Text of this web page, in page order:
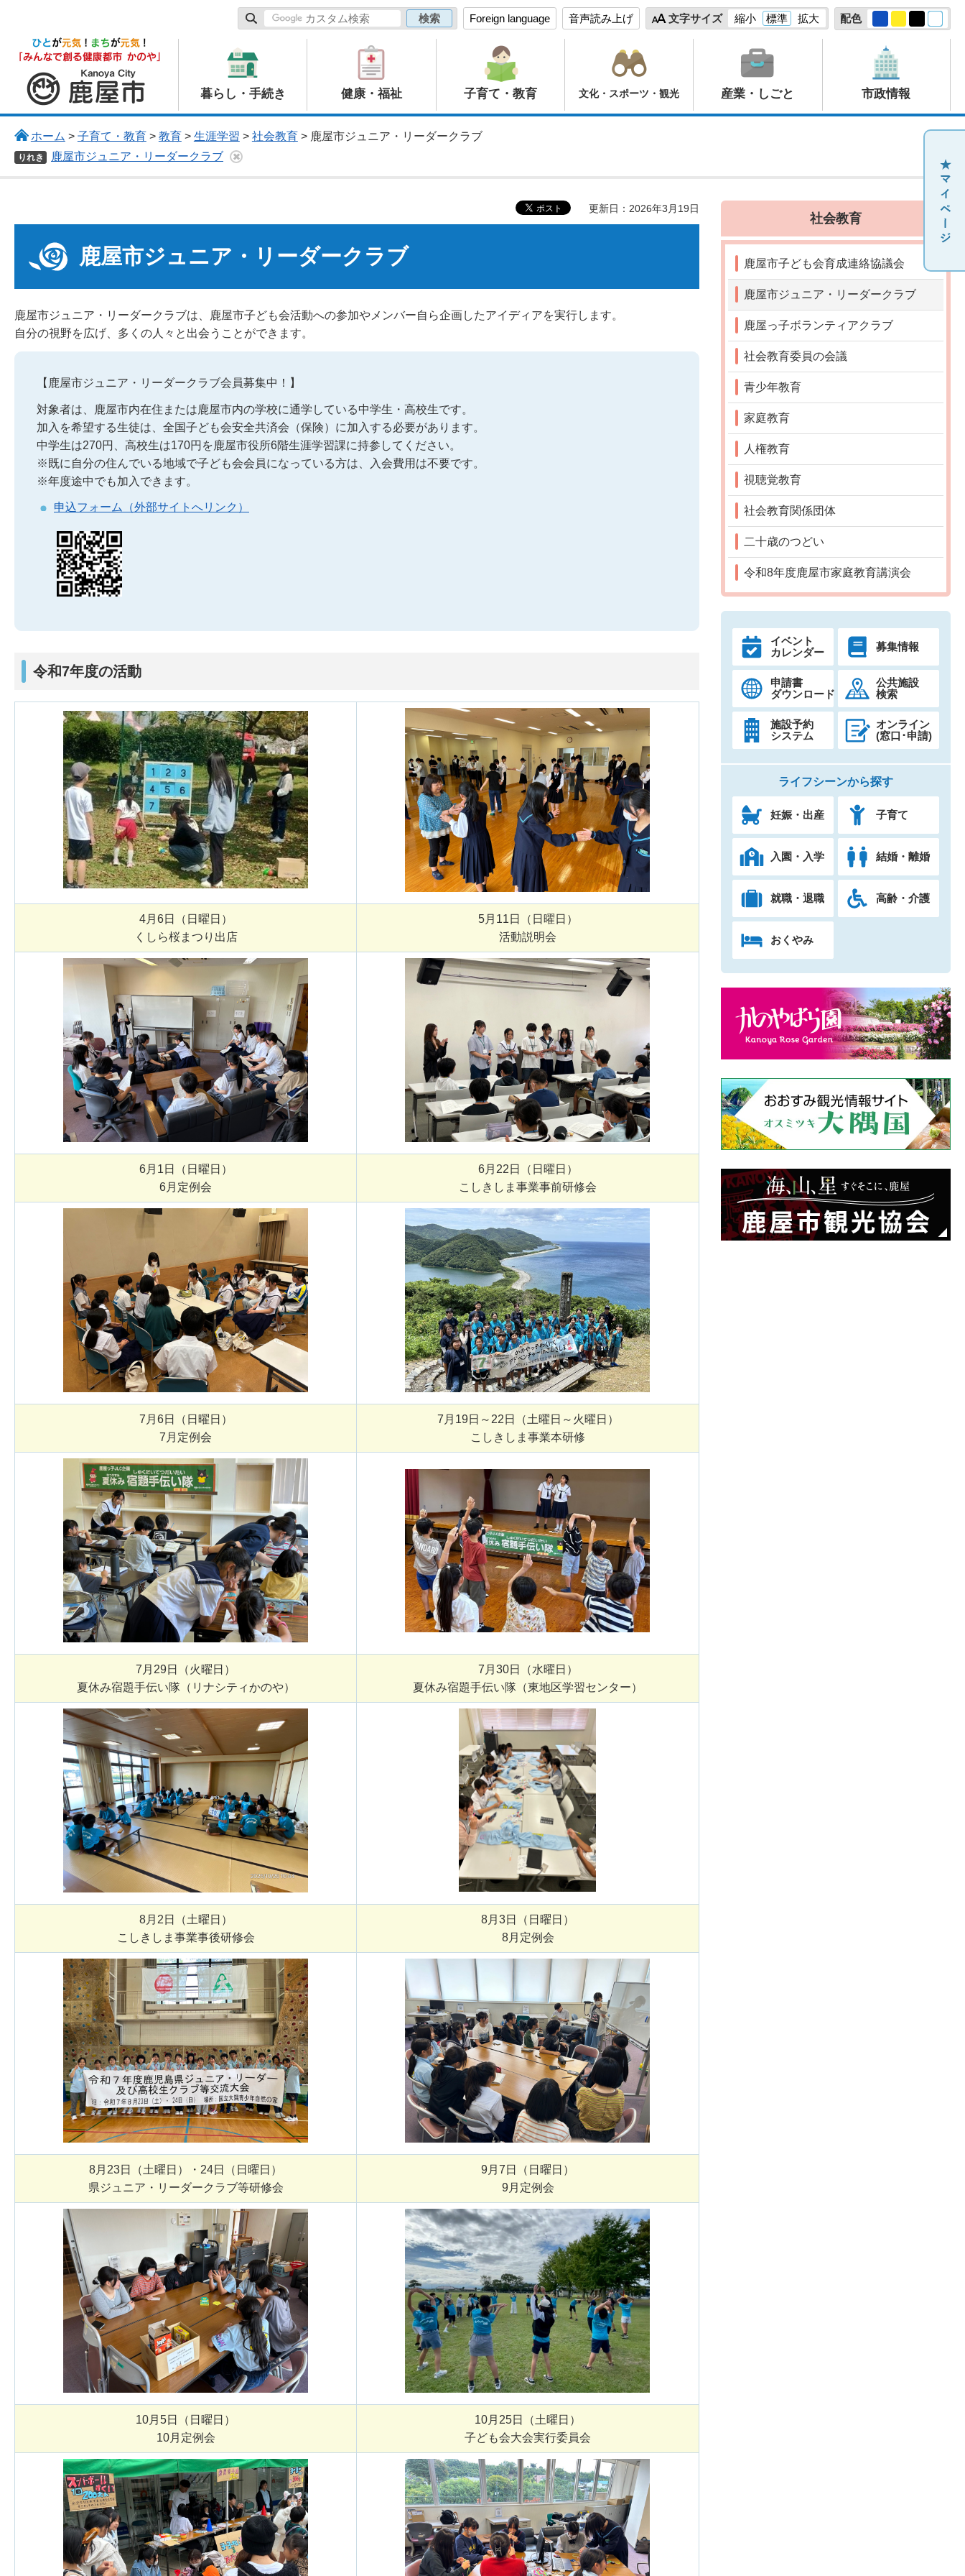
Foreign language 音声読み上げ 文字サイズ 縮小 標準 拡大 配色
鹿屋市
暮らし・手続き 健康・福祉 子育て・教育 文化・スポーツ・観光 産業・しごと 市政情報
ホーム > 子育て・教育> 教育> 生涯学習 > 社会教育> 鹿屋市ジュニア・リーダークラブ
りれき 鹿屋市ジュニア・リーダークラブ
更新日：2026年3月19日
鹿屋市ジュニア・リーダークラブ
鹿屋市ジュニア・リーダークラブは、鹿屋市子ども会活動への参加やメンバー自ら企画したアイディアを実行します。
自分の視野を広げ、多くの人々と出会うことができます。
【鹿屋市ジュニア・リーダークラブ会員募集中！】
対象者は、鹿屋市内在住または鹿屋市内の学校に通学している中学生・高校生です。
加入を希望する生徒は、全国子ども会安全共済会（保険）に加入する必要があります。
中学生は270円、高校生は170円を鹿屋市役所6階生涯学習課に持参してください。
※既に自分の住んでいる地域で子ども会会員になっている方は、入会費用は不要です。
※年度途中でも加入できます。
申込フォーム（外部サイトへリンク）
令和7年度の活動
4月6日（日曜日）
くしら桜まつり出店
5月11日（日曜日）
活動説明会
6月1日（日曜日）
6月定例会
6月22日（日曜日）
こしきしま事業事前研修会
7月6日（日曜日）
7月定例会
7月19日～22日（土曜日～火曜日）
こしきしま事業本研修
7月29日（火曜日）
夏休み宿題手伝い隊（リナシティかのや）
7月30日（水曜日）
夏休み宿題手伝い隊（東地区学習センター）
8月2日（土曜日）
こしきしま事業事後研修会
8月3日（日曜日）
8月定例会
8月23日（土曜日）・24日（日曜日）
県ジュニア・リーダークラブ等研修会
9月7日（日曜日）
9月定例会
10月5日（日曜日）
10月定例会
10月25日（土曜日）
子ども会大会実行委員会
社会教育
鹿屋市子ども会育成連絡協議会
鹿屋市ジュニア・リーダークラブ
鹿屋っ子ボランティアクラブ
社会教育委員の会議
青少年教育
家庭教育
人権教育
視聴覚教育
社会教育関係団体
二十歳のつどい
令和8年度鹿屋市家庭教育講演会
イベント
カレンダー
募集情報
申請書
ダウンロード
公共施設
検索
施設予約
システム
オンライン
(窓口･申請)
ライフシーンから探す
妊娠・出産 子育て
入園・入学 結婚・離婚
就職・退職 高齢・介護
おくやみ